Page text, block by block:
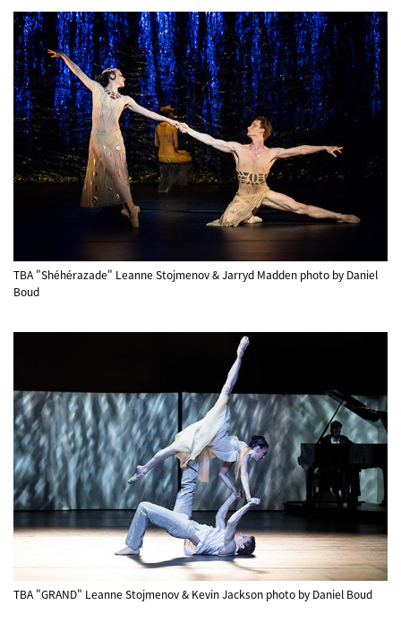
TBA "Shéhérazade" Leanne Stojmenov & Jarryd Madden photo by Daniel
Boud
TBA "GRAND" Leanne Stojmenov & Kevin Jackson photo by Daniel Boud